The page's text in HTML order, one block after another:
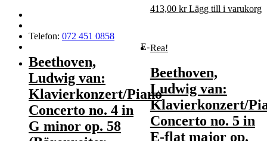
413,00 kr Lägg till i varukorg
Beethoven,
Ludwig van:
Klavierkonzert/Piano
Concerto no. 4 in
G minor op. 58
Rea!
Beethoven,
Ludwig van:
Klavierkonzert/
Concerto no. 5 in
E-flat major op.
Telefon: 072 451 0858
E-